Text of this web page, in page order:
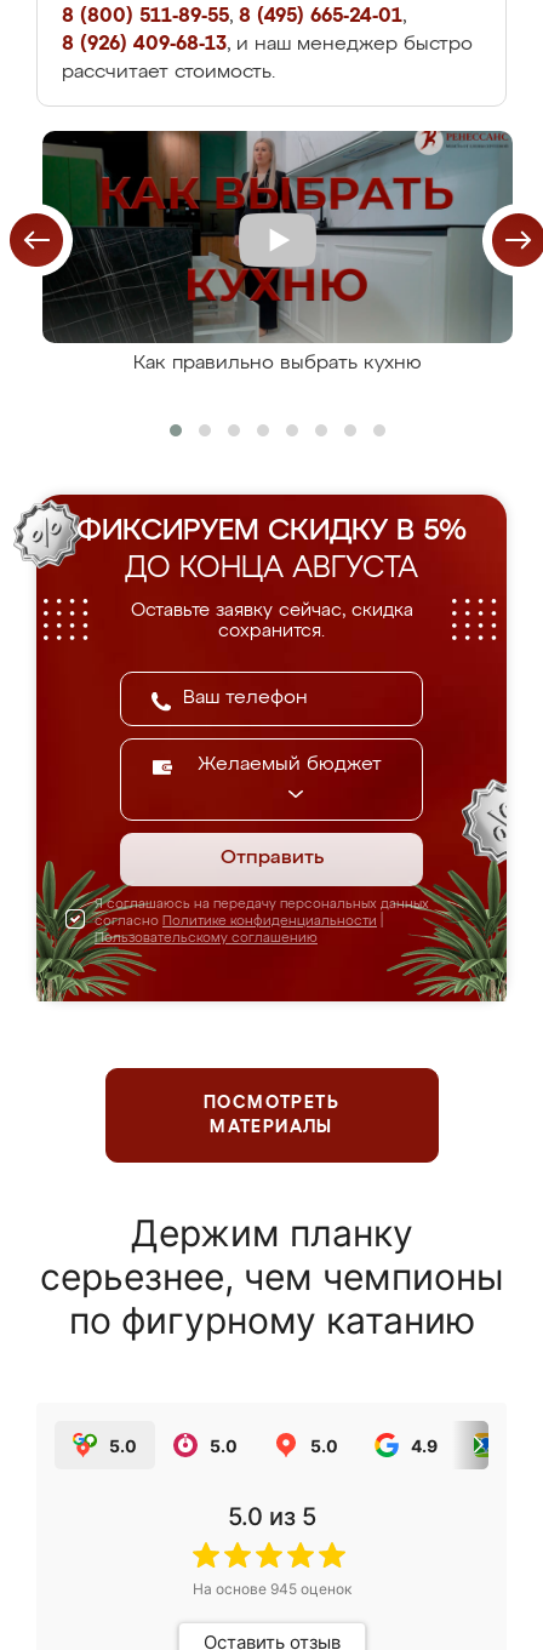
8 (800) 511-89-55, 8 (495) 665-24-01,
8 (926) 409-68-13, и наш менеджер быстро
рассчитает стоимость.
Как правильно выбрать кухню
ФИКСИРУЕМ СКИДКУ В 5%
ДО КОНЦА АВГУСТА
Оставьте заявку сейчас, скидка
сохранится.
Желаемый бюджет
Отправить
Я соглашаюсь на передачу персональных данных
согласно Политике конфиденциальности
Пользовательскому соглашению
ПОСМОТРЕТЬ
МАТЕРИАЛЫ
Держим планку
серьезнее, чем чемпионы
по фигурному катанию
5.0 5.0 5.0 4.9
5.0 из 5
На основе 945оценок
Оставить отзыв